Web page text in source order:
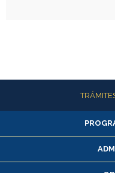
Más información
Inscripción